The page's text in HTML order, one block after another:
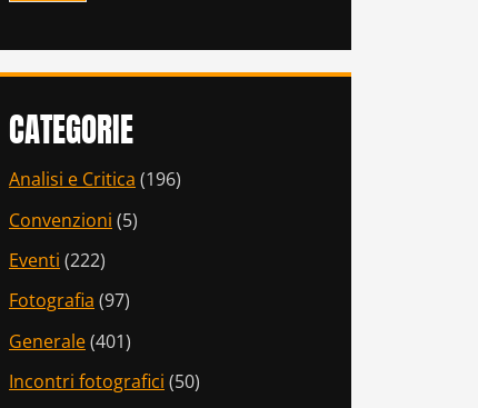
CATEGORIE
Analisi e Critica (196)
Convenzioni (5)
Eventi (222)
Fotografia (97)
Generale(401)
Incontri fotografici (50)